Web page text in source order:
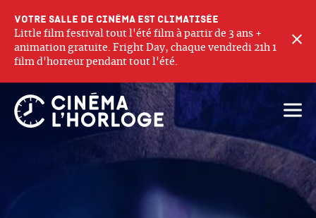
Votre salle de cinéma est climatisée
Little film festival tout l'été film à partir de 3 ans +
animation gratuite. Fright Day, chaque vendredi 21h 1
film d'horreur pendant tout l'été.